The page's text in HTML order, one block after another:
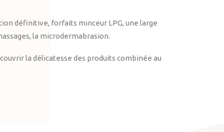
définitive, forfaits minceur LPG, une large
la microdermabrasion.
la délicatesse des produits combinée au